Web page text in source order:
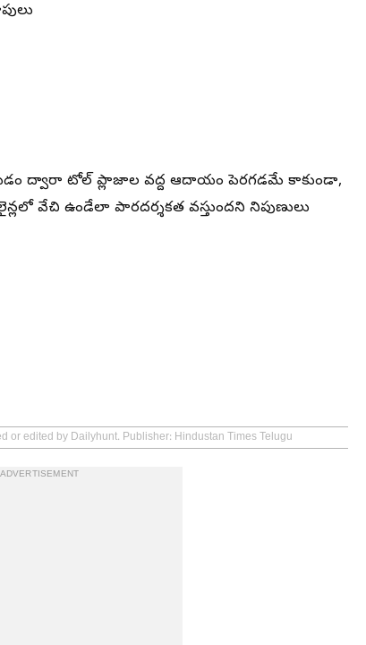
ద్వారా టోల్ ప్లాజాల వద్ద ఆదాయం పెరగడమే కాకుండా,
వేచి ఉండేలా పారదర్శకత వస్తుందని నిపుణులు
or edited by Dailyhunt. Publisher: Hindustan Times Telugu
ADVERTISEMENT